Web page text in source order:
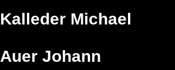
Kalleder Michael
Auer Johann